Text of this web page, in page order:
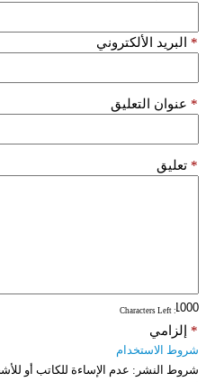
البريد الألكتروني *
عنوان التعليق *
تعليق *
: Characters Left
إلزامي *
شروط الاستخدام
شروط النشر: عدم الإساءة للكاتب أو